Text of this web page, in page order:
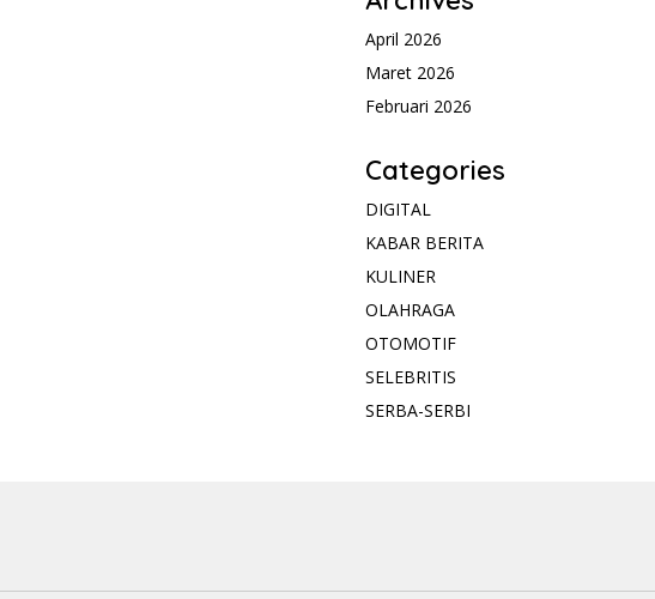
April 2026
Maret 2026
Februari 2026
Categories
DIGITAL
KABAR BERITA
KULINER
OLAHRAGA
OTOMOTIF
SELEBRITIS
SERBA-SERBI